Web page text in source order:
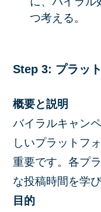
つ考える。
Step 3: プラッ
概要と説明
バイラルキャン
しいプラットフ
重要です。各プ
な投稿時間を学び
目的